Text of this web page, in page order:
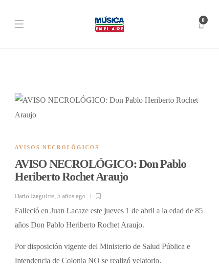
0
AVISOS NECROLÓGICOS
AVISO NECROLÓGICO: Don Pablo
Heriberto Rochet Araujo
Dario Izaguirre, 5 años ago
Falleció en Juan Lacaze este jueves 1 de abril a la edad de 85
años Don Pablo Heriberto Rochet Araujo.
Por disposición vigente del Ministerio de Salud Pública e
Intendencia de Colonia NO se realizó velatorio.